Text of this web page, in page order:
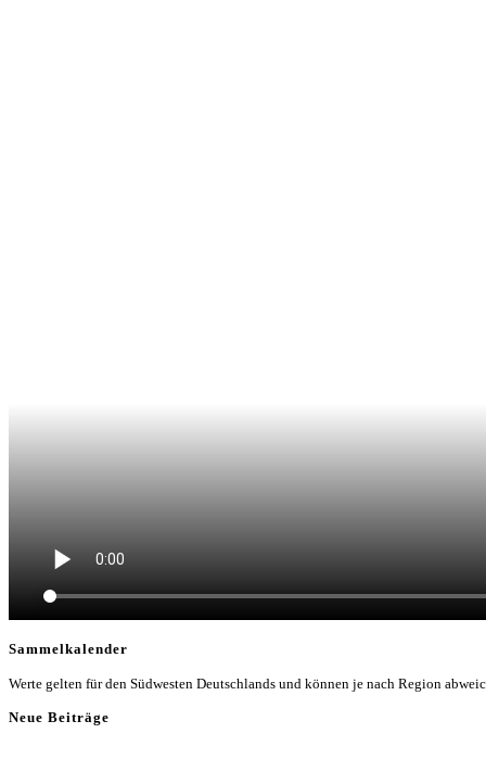
Sammelkalender
Werte gelten für den Südwesten Deutschlands und können je nach Region
Neue Beiträge